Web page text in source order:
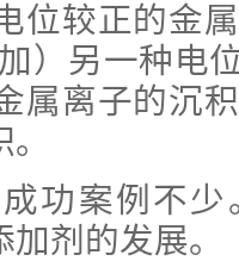
位较正的金
）另一种电
属离子的沉
功案例不
剂的发展。